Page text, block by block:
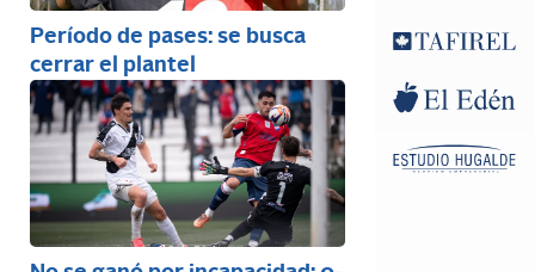
Período de pases: se busca
cerrar el plantel